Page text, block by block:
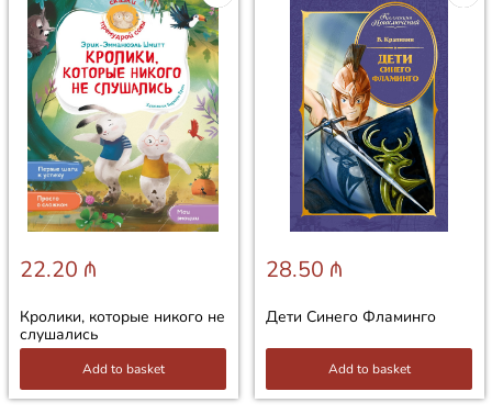
22.20 ₼
Кролики, которые никого не
слушались
Add to basket
28.50 ₼
Дети Синего Фламинго
Add to basket